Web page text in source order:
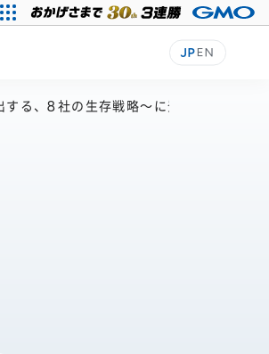
JPEN
る、8社の生存戦略〜に登壇